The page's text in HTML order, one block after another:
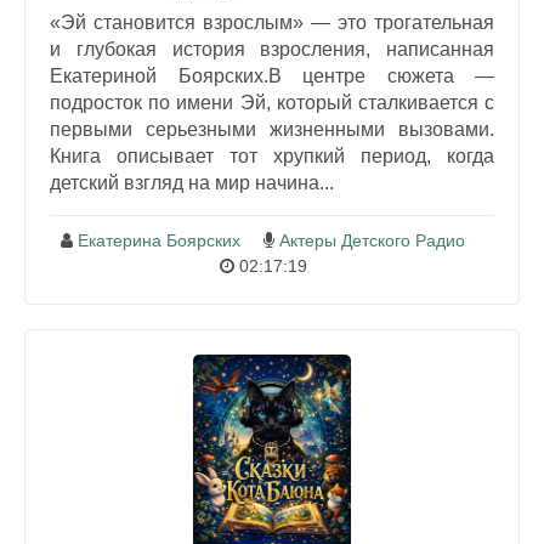
«Эй становится взрослым» — это трогательная
и глубокая история взросления, написанная
Екатериной Боярских.В центре сюжета —
подросток по имени Эй, который сталкивается с
первыми серьезными жизненными вызовами.
Книга описывает тот хрупкий период, когда
детский взгляд на мир начина...
Екатерина Боярских
Актеры Детского Радио
02:17:19